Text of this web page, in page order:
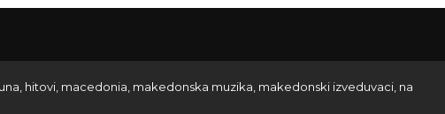
hitovi macedonia makedonska muzika makedonski izveduvaci na